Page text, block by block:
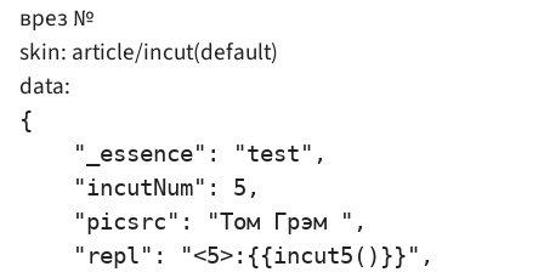
врез №
skin: article/incut(default)
data:
{
    "_essence": "test",
    "incutNum": 5,
    "picsrc": "Том Грэм ",
    "repl": "<5>:{{incut5()}}",